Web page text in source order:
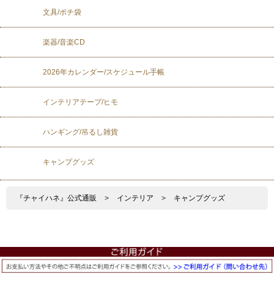
文具/ポチ袋
楽器/音楽CD
2026年カレンダー/スケジュール手帳
インテリアテープ/ヒモ
ハンギング/吊るし雑貨
キャンプグッズ
『チャイハネ』公式通販 > インテリア > キャンプグッズ